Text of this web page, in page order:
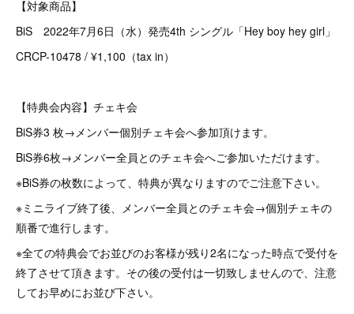
【対象商品】
BiS 2022年7月6日（水）発売4th シングル「Hey boy hey girl」
CRCP-10478 / ¥1,100（tax in）
【特典会内容】チェキ会
BiS券3 枚→メンバー個別チェキ会へ参加頂けます。
BiS券6枚→メンバー全員とのチェキ会へご参加いただけます。
※BiS券の枚数によって、特典が異なりますのでご注意下さい。
※ミニライブ終了後、メンバー全員とのチェキ会→個別チェキの
順番で進行します。
※全ての特典会でお並びのお客様が残り2名になった時点で受付を
終了させて頂きます。その後の受付は一切致しませんので、注意
してお早めにお並び下さい。